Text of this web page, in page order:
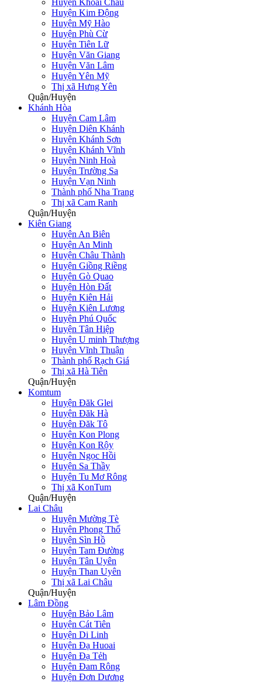
Huyện Kim Động
Huyện Mỹ Hào
Huyện Phù Cừ
Huyện Tiên Lữ
Huyện Văn Giang
Huyện Văn Lâm
Huyện Yên Mỹ
Thị xã Hưng Yên
Quận/Huyện
Khánh Hòa
Huyện Cam Lâm
Huyện Diên Khánh
Huyện Khánh Sơn
Huyện Khánh Vĩnh
Huyện Ninh Hoà
Huyện Trường Sa
Huyện Vạn Ninh
Thành phố Nha Trang
Thị xã Cam Ranh
Quận/Huyện
Kiên Giang
Huyện An Biên
Huyện An Minh
Huyện Châu Thành
Huyện Giồng Riềng
Huyện Gò Quao
Huyện Hòn Đất
Huyện Kiên Hải
Huyện Kiên Lương
Huyện Phú Quốc
Huyện Tân Hiệp
Huyện U minh Thượng
Huyện Vĩnh Thuận
Thành phố Rạch Giá
Thị xã Hà Tiên
Quận/Huyện
Komtum
Huyện Đăk Glei
Huyện Đăk Hà
Huyện Đăk Tô
Huyện Kon Plong
Huyện Kon Rộy
Huyện Ngọc Hồi
Huyện Sa Thầy
Huyện Tu Mơ Rông
Thị xã KonTum
Quận/Huyện
Lai Châu
Huyện Mường Tè
Huyện Phong Thổ
Huyện Sìn Hồ
Huyện Tam Đường
Huyện Tân Uyên
Huyện Than Uyên
Thị xã Lai Châu
Quận/Huyện
Lâm Đồng
Huyện Bảo Lâm
Huyện Cát Tiên
Huyện Di Linh
Huyện Đạ Huoai
Huyện Đạ Tẻh
Huyện Đam Rông
Huyện Đơn Dương